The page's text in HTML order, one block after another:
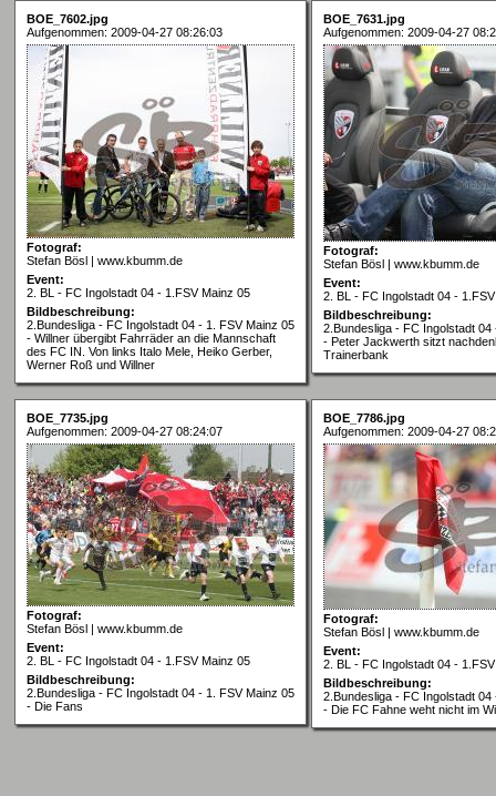
BOE_7602.jpg
Aufgenommen: 2009-04-27 08:26:03
Fotograf:
Stefan Bösl | www.kbumm.de
Event:
2. BL - FC Ingolstadt 04 - 1.FSV Mainz 05
Bildbeschreibung:
2.Bundesliga - FC Ingolstadt 04 - 1. FSV Mainz 05
- Willner übergibt Fahrräder an die Mannschaft
des FC IN. Von links Italo Mele, Heiko Gerber,
Werner Roß und Willner
BOE_7631.jpg
Aufgenommen: 2009-04-27
Fotograf:
Stefan Bösl | www.kbumm.de
Event:
2. BL - FC Ingolstadt 04 -
Bildbeschreibung:
2.Bundesliga - FC Ingolstadt 04
- Peter Jackwerth sitzt
Trainerbank
BOE_7735.jpg
Aufgenommen: 2009-04-27 08:24:07
Fotograf:
Stefan Bösl | www.kbumm.de
Event:
2. BL - FC Ingolstadt 04 - 1.FSV Mainz 05
Bildbeschreibung:
2.Bundesliga - FC Ingolstadt 04 - 1. FSV Mainz 05
- Die Fans
BOE_7786.jpg
Aufgenommen: 2009-04-27
Fotograf:
Stefan Bösl | www.kbumm.de
Event:
2. BL - FC Ingolstadt 04 -
Bildbeschreibung:
2.Bundesliga - FC Ingolstadt 04
- Die FC Fahne weht nicht im